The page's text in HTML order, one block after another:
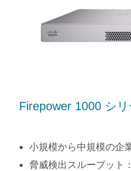
Firepower 1000 シ
小規模から中規模の企
脅威検出スループット